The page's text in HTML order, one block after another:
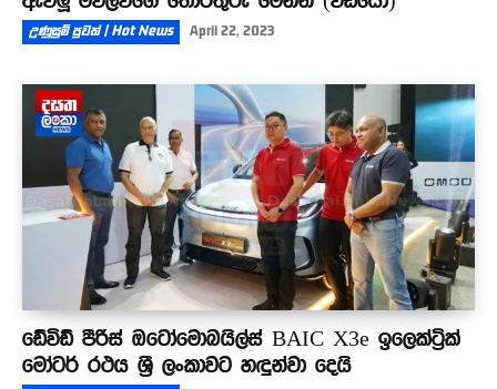
උණුසුම් පුවත් | Hot News April 22, 2023
ඩේවිඩ් පීරිස් ඔටෝමොබයිල්ස් BAIC X3e ඉලෙක්ට්‍රික්
මෝටර් රථය ශ්‍රී ලංකාවට හඳුන්වා දෙයි